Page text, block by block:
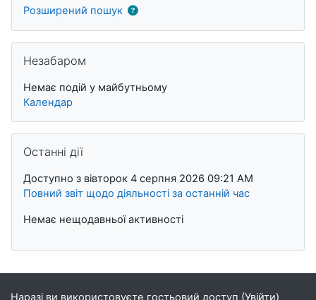
Розширений пошук
Незабаром
Немає подій у майбутньому
Календар
Останні дії
Доступно з вівторок 4 серпня 2026 09:21 AM
Повний звіт щодо діяльності за останній час
Немає нещодавньої активності
Наразі ви використовуєте гостьовий доступ (Увійти)